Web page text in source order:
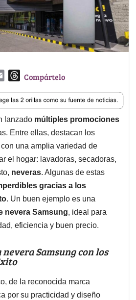
a
i
l
T
r
e
a
d
s
Compártelo
lanzado múltiples promociones
Entre ellas, destacan los
con una amplia variedad de
el hogar: lavadoras, secadoras,
neveras. Algunas de estas
gracias a los
. Un buen ejemplo es una
nevera Samsung, ideal para
eficiencia y buen precio.
Samsung con los
de la reconocida marca
por su practicidad y diseño